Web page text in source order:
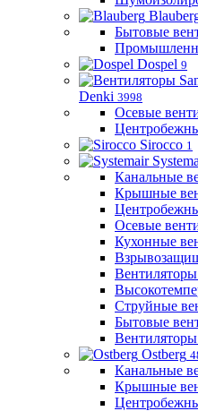
Бытовые
Dospel 9
Denki 3998
Осевые
Sirocco 1
Канальные
Крышные
Осевые
Кухонные
Струйные
Бытовые
Вентиляторы
Ostberg
Канальные
Крышные